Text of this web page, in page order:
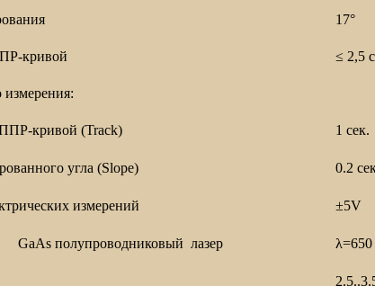
17°
кривой ≤ 2,5
кривой (Track) 1 сек.
угла (Slope) 0.2
измерений ±5V
полупроводниковый лазер